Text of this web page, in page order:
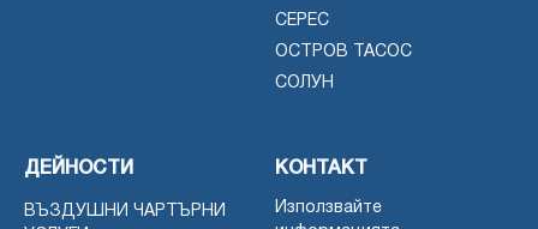
СЕРЕС
ОСТРОВ ТАСОС
СОЛУН
ДЕЙНОСТИ
ВЪЗДУШНИ ЧАРТЪРНИ
КОНТАКТ
Използвайте